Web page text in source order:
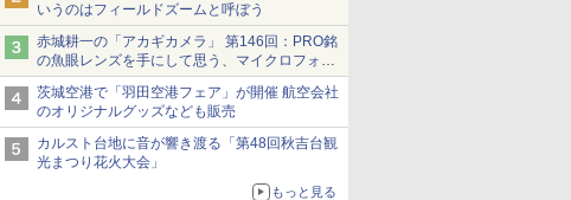
いうのはフィールドズームと呼ぼう
赤城耕一の「アカギカメラ」 第146回：PRO銘
の魚眼レンズを手にして思う、マイクロフォー
サーズへの期待と可能性
茨城空港で「羽田空港フェア」が開催 航空会社
のオリジナルグッズなども販売
カルスト台地に音が響き渡る「第48回秋吉台観
光まつり花火大会」
もっと見る